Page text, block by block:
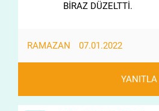
BİRAZ DÜZELTTİ.
RAMAZAN 07.01.2022
YANITLA